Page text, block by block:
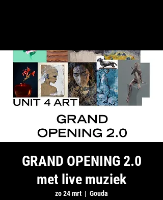
GRAND OPENING 2.0
met live muziek
zo 24 mrt
  |
Gouda